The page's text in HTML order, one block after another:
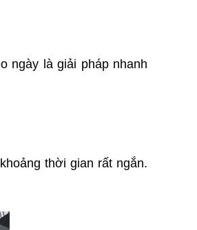
ngày là giải pháp nhanh